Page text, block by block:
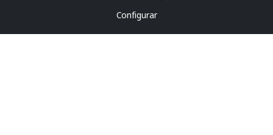
Configurar